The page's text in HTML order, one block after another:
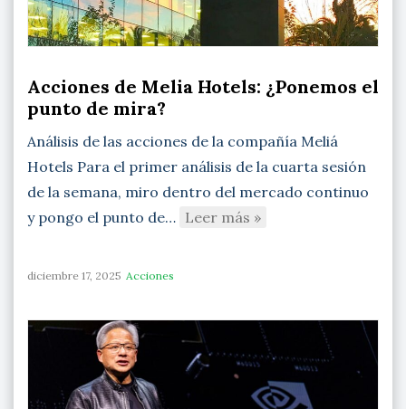
Acciones de Melia Hotels: ¿Ponemos el
punto de mira?
Análisis de las acciones de la compañía Meliá
Hotels Para el primer análisis de la cuarta sesión
de la semana, miro dentro del mercado continuo
y pongo el punto de… Leer más »
diciembre 17, 2025 Acciones